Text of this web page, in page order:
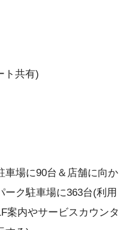
ト共有)
車場に90台＆店舗に向か
ーク駐車場に363台(利用
案内やサービスカウンタ